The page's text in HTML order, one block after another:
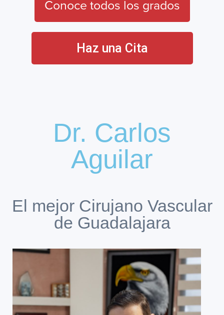
Conoce todos los grados
Haz una Cita
Dr. Carlos
Aguilar
El mejor Cirujano Vascular
de Guadalajara